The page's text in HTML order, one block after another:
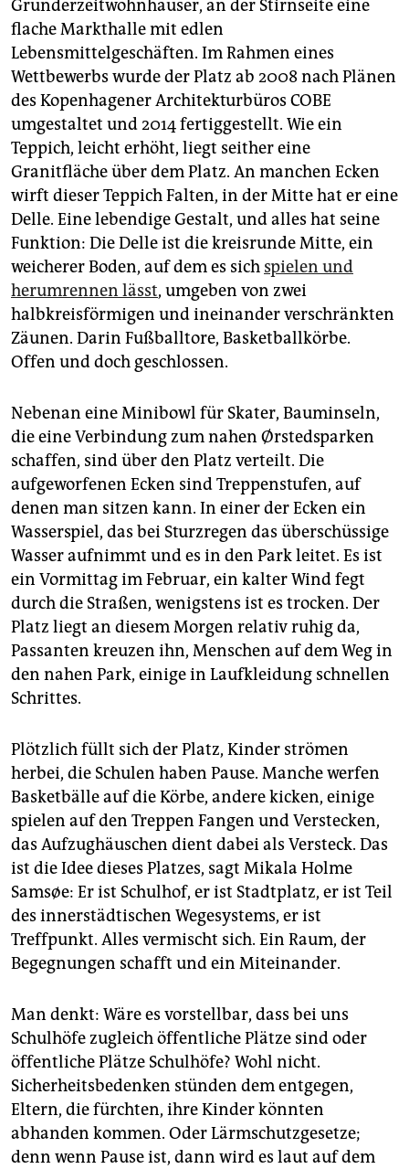
Gründerzeitwohnhäuser, an der Stirnseite eine
flache Markthalle mit edlen
Lebensmittelgeschäften. Im Rahmen eines
Wettbewerbs wurde der Platz ab 2008 nach Plänen
des Kopenhagener Architekturbüros COBE
umgestaltet und 2014 fertiggestellt. Wie ein
Teppich, leicht erhöht, liegt seither eine
Granitfläche über dem Platz. An manchen Ecken
wirft dieser Teppich Falten, in der Mitte hat er eine
Delle. Eine lebendige Gestalt, und alles hat seine
Funktion: Die Delle ist die kreisrunde Mitte, ein
weicherer Boden, auf dem es sich spielen und
herumrennen lässt, umgeben von zwei
halbkreisförmigen und ineinander verschränkten
Zäunen. Darin Fußballtore, Basketballkörbe.
Offen und doch geschlossen.
Nebenan eine Minibowl für Skater, Bauminseln,
die eine Verbindung zum nahen Ørstedsparken
schaffen, sind über den Platz verteilt. Die
aufgeworfenen Ecken sind Treppenstufen, auf
denen man sitzen kann. In einer der Ecken ein
Wasserspiel, das bei Sturzregen das überschüssige
Wasser aufnimmt und es in den Park leitet. Es ist
ein Vormittag im Februar, ein kalter Wind fegt
durch die Straßen, wenigstens ist es trocken. Der
Platz liegt an diesem Morgen relativ ruhig da,
Passanten kreuzen ihn, Menschen auf dem Weg in
den nahen Park, einige in Laufkleidung schnellen
Schrittes.
Plötzlich füllt sich der Platz, Kinder strömen
herbei, die Schulen haben Pause. Manche werfen
Basketbälle auf die Körbe, andere kicken, einige
spielen auf den Treppen Fangen und Verstecken,
das Aufzughäuschen dient dabei als Versteck. Das
ist die Idee dieses Platzes, sagt Mikala Holme
Samsøe: Er ist Schulhof, er ist Stadtplatz, er ist Teil
des innerstädtischen Wegesystems, er ist
Treffpunkt. Alles vermischt sich. Ein Raum, der
Begegnungen schafft und ein Miteinander.
Man denkt: Wäre es vorstellbar, dass bei uns
Schulhöfe zugleich öffentliche Plätze sind oder
öffentliche Plätze Schulhöfe? Wohl nicht.
Sicherheitsbedenken stünden dem entgegen,
Eltern, die fürchten, ihre Kinder könnten
abhanden kommen. Oder Lärmschutzgesetze;
denn wenn Pause ist, dann wird es laut auf dem